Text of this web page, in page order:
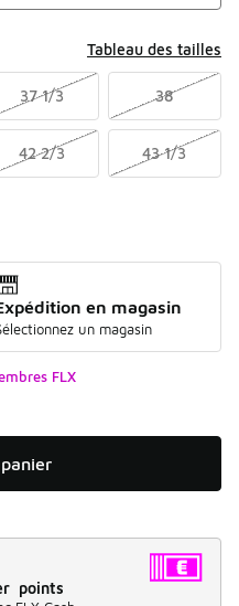
Tableau des tailles
37 1/3 38
42 2/3 43 1/3
en magasin
un magasin
FLX
points